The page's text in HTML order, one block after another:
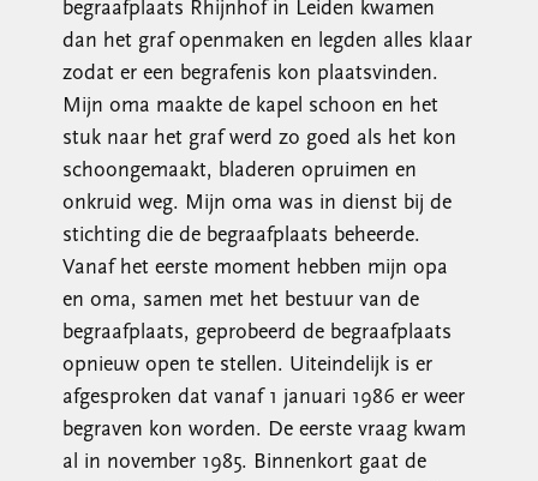
begraafplaats Rhijnhof in Leiden kwamen
dan het graf openmaken en legden alles klaar
zodat er een begrafenis kon plaatsvinden.
Mijn oma maakte de kapel schoon en het
stuk naar het graf werd zo goed als het kon
schoongemaakt, bladeren opruimen en
onkruid weg. Mijn oma was in dienst bij de
stichting die de begraafplaats beheerde.
Vanaf het eerste moment hebben mijn opa
en oma, samen met het bestuur van de
begraafplaats, geprobeerd de begraafplaats
opnieuw open te stellen. Uiteindelijk is er
afgesproken dat vanaf 1 januari 1986 er weer
begraven kon worden. De eerste vraag kwam
al in november 1985. Binnenkort gaat de